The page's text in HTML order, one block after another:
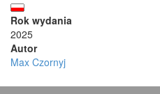
Rok wydania
2025
Autor
Max Czornyj